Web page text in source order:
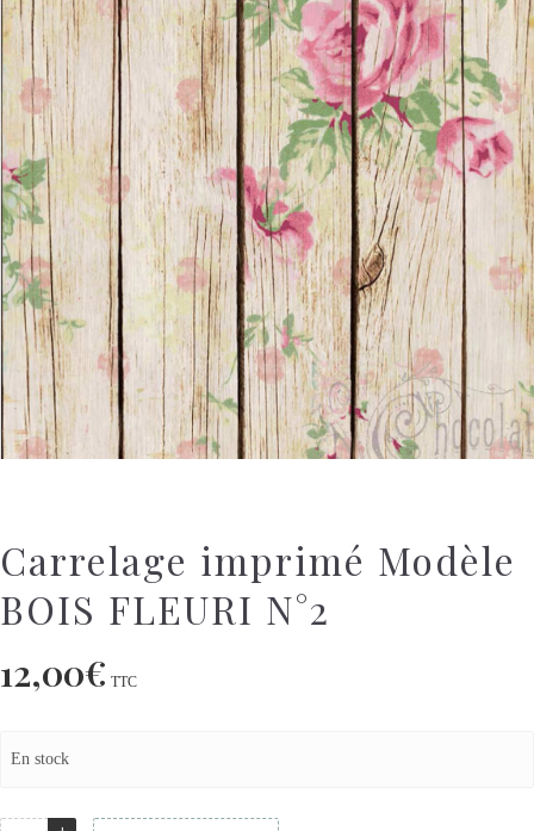
Carrelage imprimé Modèle
BOIS FLEURI N°2
12,00€ TTC
En stock